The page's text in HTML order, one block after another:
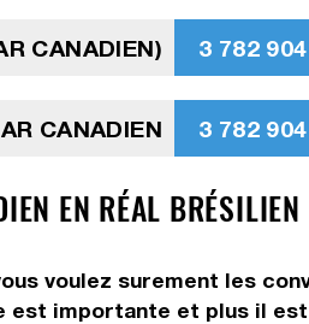
CANADIEN) 3 782
CANADIEN 3 782
EN RÉAL
voulez surement les
est importante et plus il